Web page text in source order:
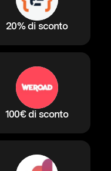
20% di sconto
100€ di sconto